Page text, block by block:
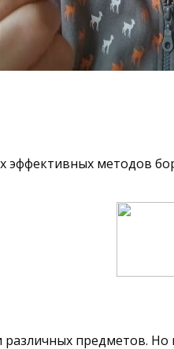
методов
предметов. Но